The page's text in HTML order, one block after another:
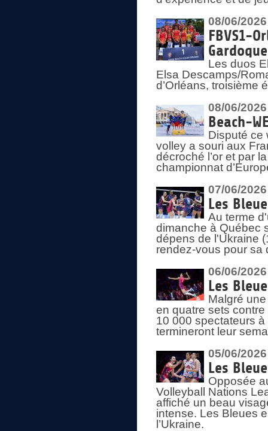
08/06/2026
FBVS1-
Les duos
Elsa Descamps/
d’Orléans, troisième
08/06/2026
Beach-
Disputé ce
volley a souri aux
décroché l’or et par
championnat
07/06/2026
Les
Au terme
dimanche à Québec
dépens de l'Ukraine
rendez-vous pour sa
06/06/2026
Les
Malgré
en quatre sets
10 000 spectateurs
termineront leur
05/06/2026
Les
Opposée
Volleyball Nations
affiché un beau
intense. Les Bleues
l’Ukraine.